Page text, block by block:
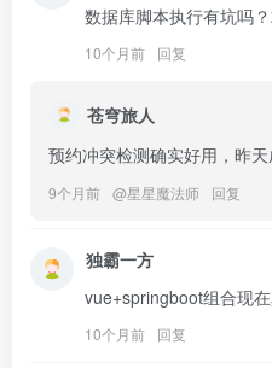
数据库脚本执行有坑吗
10个月前 回复
苍穹旅人
预约冲突检测确实好用，昨
9个月前 @星星魔法师 回复
独霸一方
vue+springboot组合现
10个月前 回复